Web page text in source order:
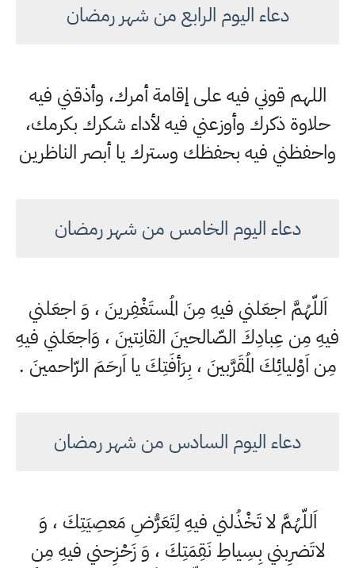
دعاء اليوم الرابع من شهر رمضان
اللهم قوني فيه على إقامة أمرك، وأذقني فيه
حلاوة ذكرك وأوزعني فيه لأداء شكرك بكرمك،
واحفظني فيه بحفظك وسترك يا أبصر الناظرين
دعاء اليوم الخامس من شهر رمضان
اَللّهُمَّ اجعَلني فيهِ مِنَ المُستَغْفِرينَ ، وَ اجعَلني
فيهِ مِن عِبادِكَ الصّالحينَ القانِتينَ ، وَاجعَلني فيهِ
مِن اَوْليائِكَ المُقَرَّبينَ ، بِرَأفَتِكَ يا اَرحَمَ الرّاحمينَ .
دعاء اليوم السادس من شهر رمضان
اَللّهُمَّ لا تَخْذُلني فيهِ لِتَعَرُّضِ مَعصِيَتِكَ ، وَ
لاتَضرِبني بِسِياطِ نَقِمَتِكَ ، وَ زَحْزِحني فيهِ مِن